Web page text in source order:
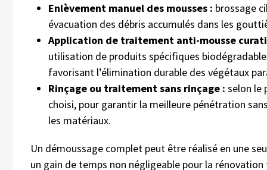
Enlèvement manuel des mousses : brossage
évacuation des débris accumulés dans les
Application de traitement anti-mousse
utilisation de produits spécifiques
favorisant l’élimination durable des végétaux
Rinçage ou traitement sans rinçage : selon le
choisi, pour garantir la meilleure pénétration
les matériaux.
Un démoussage complet peut être réalisé en une
un gain de temps non négligeable pour la